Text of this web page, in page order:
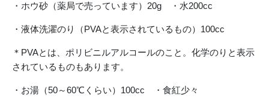
・ホウ砂（薬局で売っています）20g ・水200cc
・液体洗濯のり（PVAと表示されているもの）100cc
＊PVAとは、ポリビニルアルコールのこと。化学のりと表示
されているものもあります。
・お湯（50～60℃くらい）100cc ・食紅少々